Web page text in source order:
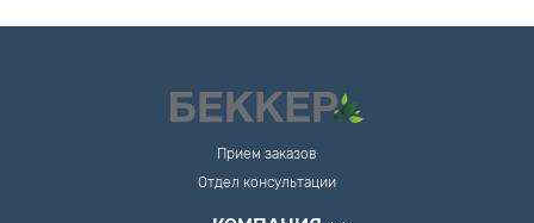
Прием заказов
Отдел консультации